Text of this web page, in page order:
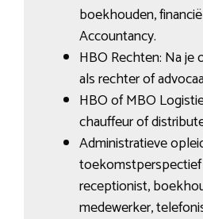
boekhouden,
Accountancy.
HBO Rechten: Na je
als rechter of
HBO of MBO
chauffeur of
Administratieve
toekomstperspectief
receptionist,
medewerker,